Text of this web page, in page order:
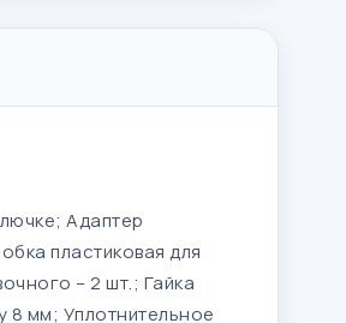
Адаптер
пластиковая для
– 2 шт.; Гайка
8 мм; Уплотнительное